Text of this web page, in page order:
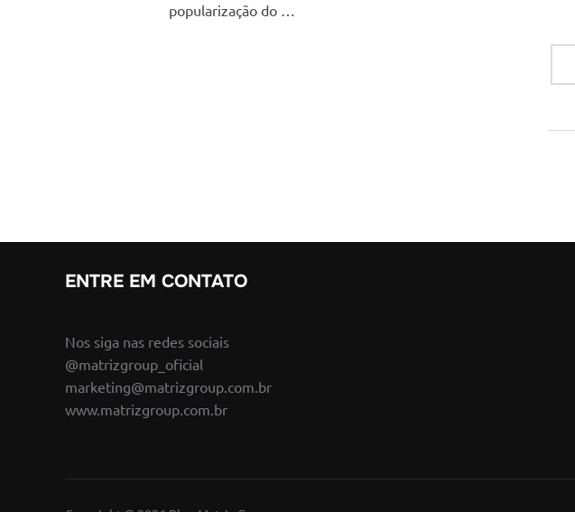
popularização do …
ENTRE EM CONTATO
Nos siga nas redes sociais
@matrizgroup_oficial
marketing@matrizgroup.com.br
www.matrizgroup.com.br